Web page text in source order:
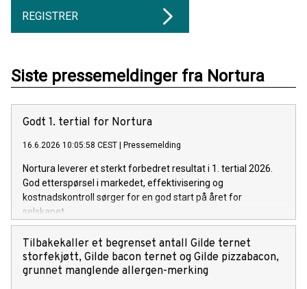
REGISTRER
Siste pressemeldinger fra Nortura
Godt 1. tertial for Nortura
16.6.2026 10:05:58 CEST | Pressemelding
Nortura leverer et sterkt forbedret resultat i 1. tertial 2026.
God etterspørsel i markedet, effektivisering og
kostnadskontroll sørger for en god start på året for
selskapet.
Tilbakekaller et begrenset antall Gilde ternet
storfekjøtt, Gilde bacon ternet og Gilde pizzabacon,
grunnet manglende allergen-merking